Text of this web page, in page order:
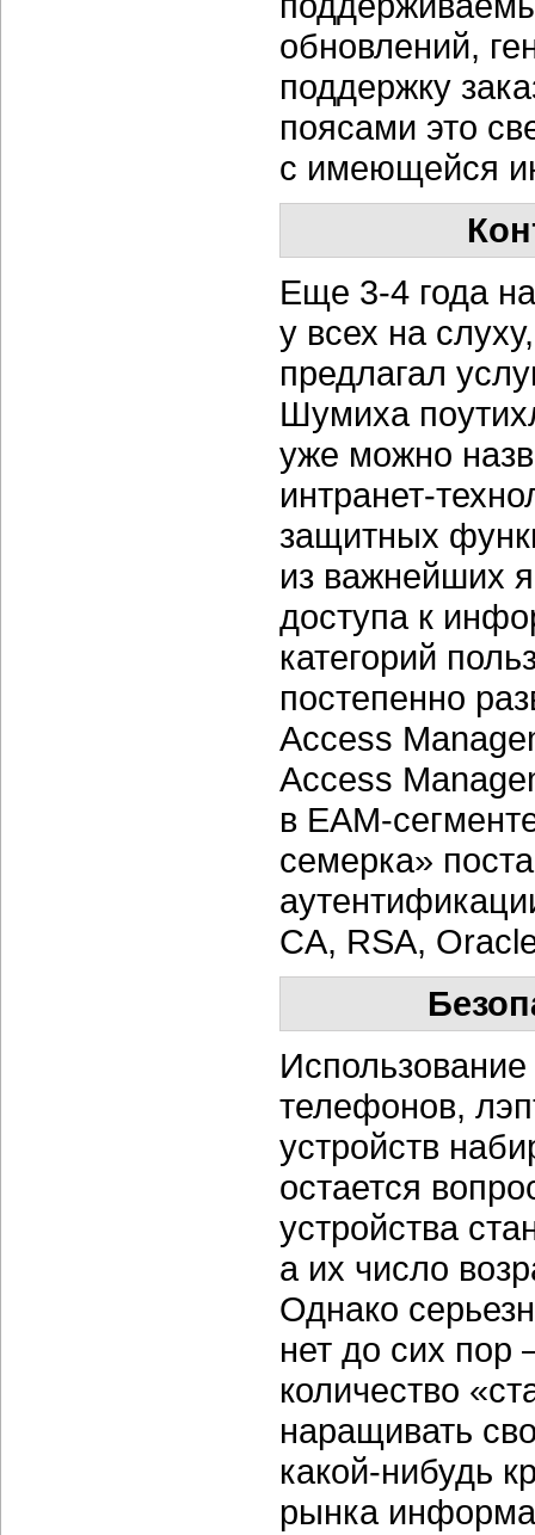
обновлений,
поддержку
поясами это
с имеющейся
Еще 3-4 года
у всех на
предлагал
Шумиха
уже можно
интранет-
защитных
из важнейших
доступа к
категорий
постепенно
Access
Access
в EAM-
семерка»
CA, RSA,
телефонов,
устройств
остается
устройства
а их число
Однако
нет до сих пор
количество
наращивать
какой-нибудь
рынка